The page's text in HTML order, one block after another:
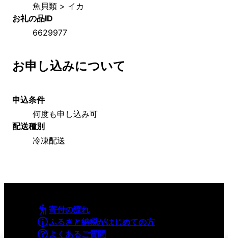
魚貝類 > イカ
お礼の品ID
6629977
お申し込みについて
申込条件
何度も申し込み可
配送種別
冷凍配送
寄付の流れ
ふるさと納税がはじめての方
よくあるご質問